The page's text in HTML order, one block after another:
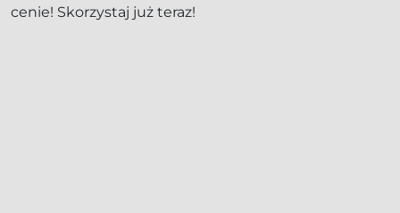
cenie! Skorzystaj już teraz!